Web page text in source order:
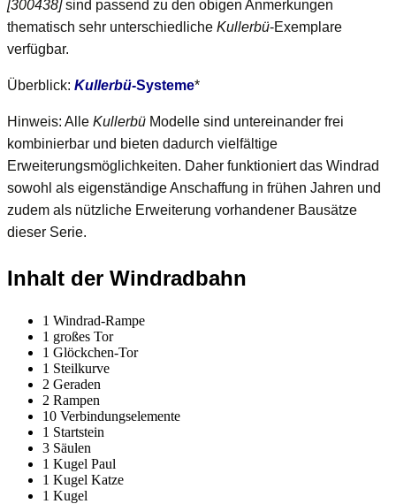
[300438]sind passend zu den obigen Anmerkungen
thematisch sehr unterschiedliche Kullerbü-Exemplare
verfügbar.
Überblick: Kullerbü-Systeme*
Hinweis: Alle Kullerbü Modelle sind untereinander frei
kombinierbar und bieten dadurch vielfältige
Erweiterungsmöglichkeiten. Daher funktioniert das Windrad
sowohl als eigenständige Anschaffung in frühen Jahren und
zudem als nützliche Erweiterung vorhandener Bausätze
dieser Serie.
Inhalt der Windradbahn
1 Windrad-Rampe
1 großes Tor
1 Glöckchen-Tor
1 Steilkurve
2 Geraden
2 Rampen
10 Verbindungselemente
1 Startstein
3 Säulen
1 Kugel Paul
1 Kugel Katze
1 Kugel